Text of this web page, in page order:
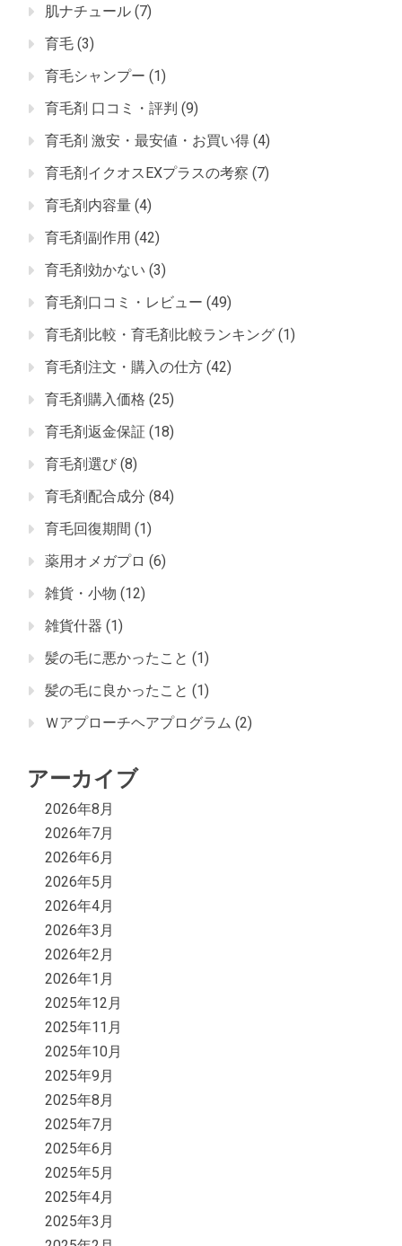
肌ナチュール (7)
育毛 (3)
育毛シャンプー (1)
育毛剤 口コミ・評判 (9)
育毛剤 激安・最安値・お買い得 (4)
育毛剤イクオスEXプラスの考察 (7)
育毛剤内容量 (4)
育毛剤副作用 (42)
育毛剤効かない (3)
育毛剤口コミ・レビュー (49)
育毛剤比較・育毛剤比較ランキング (1)
育毛剤注文・購入の仕方 (42)
育毛剤購入価格 (25)
育毛剤返金保証 (18)
育毛剤選び (8)
育毛剤配合成分 (84)
育毛回復期間 (1)
薬用オメガプロ (6)
雑貨・小物 (12)
雑貨什器 (1)
髪の毛に悪かったこと (1)
髪の毛に良かったこと (1)
Ｗアプローチヘアプログラム (2)
アーカイブ
2026年8月
2026年7月
2026年6月
2026年5月
2026年4月
2026年3月
2026年2月
2026年1月
2025年12月
2025年11月
2025年10月
2025年9月
2025年8月
2025年7月
2025年6月
2025年5月
2025年4月
2025年3月